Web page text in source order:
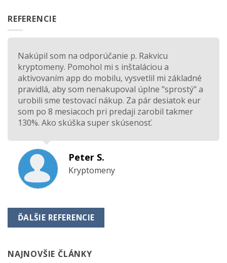
REFERENCIE
Nakúpil som na odporúčanie p. Rakvicu
kryptomeny. Pomohol mi s inštaláciou a
aktivovaním app do mobilu, vysvetlil mi základné
pravidlá, aby som nenakupoval úplne "sprostý" a
urobili sme testovací nákup. Za pár desiatok eur
som po 8 mesiacoch pri predaji zarobil takmer
130%. Ako skúška super skúsenosť.
Peter S.
Kryptomeny
ĎALŠIE REFERENCIE
NAJNOVŠIE ČLÁNKY